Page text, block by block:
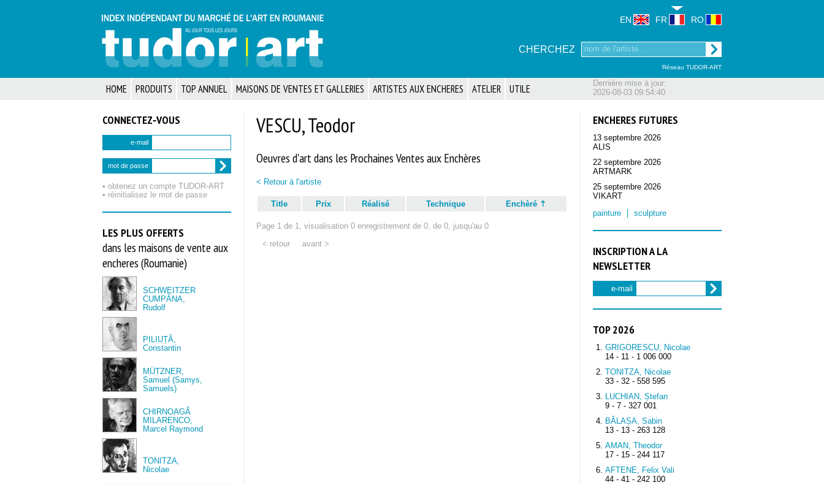
Réseau TUDOR-ART
EN FR RO
CHERCHEZ
Dernière mise à jour:
2026-08-03 09:54:40
HOME PRODUITS TOP ANNUEL MAISONS DE VENTES ET GALLERIES ARTISTES AUX ENCHERES ATELIER UTILE
CONNECTEZ‑VOUS
e-mail
mot de passe
• obtenez un compte TUDOR‑ART
• réinitialisez le mot de passe
LES PLUS OFFERTS
dans les maisons de vente aux
encheres (Roumanie)
SCHWEITZER
CUMPĂNA,
Rudolf
PILIUȚĂ,
Constantin
MÜTZNER,
Samuel (Samys,
Samuels)
CHIRNOAGĂ
MILARENCO,
Marcel Raymond
TONITZA,
Nicolae
ENCHERES FUTURES
13 septembre 2026
ALIS
22 septembre 2026
ARTMARK
25 septembre 2026
VIKART
painture
sculpture
INSCRIPTION A LA
NEWSLETTER
e-mail
TOP 2026
GRIGORESCU, Nicolae
14 - 11 - 1 006 000
TONITZA, Nicolae
33 - 32 - 558 595
LUCHIAN, Ștefan
9 - 7 - 327 001
BĂLAȘA, Sabin
13 - 13 - 263 128
AMAN, Theodor
17 - 15 - 244 117
AFTENE, Felix Vali
44 - 41 - 242 100
VESCU, Teodor
Oeuvres d'art dans les Prochaines Ventes aux Enchères
< Retour à l'artiste
Title Prix Réalisé Technique Enchèré
Page 1 de 1, visualisation 0 enregistrement de 0, de 0, jusqu'au 0
< retour
avant >